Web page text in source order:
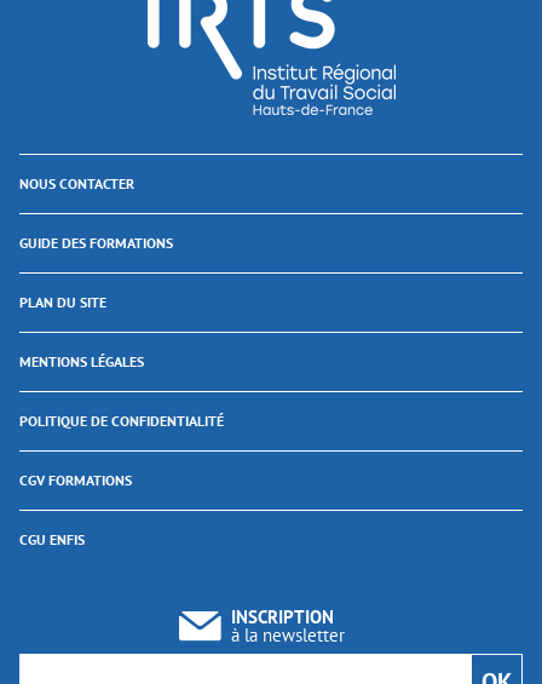
NOUS CONTACTER
GUIDE DES FORMATIONS
PLAN DU SITE
MENTIONS LÉGALES
POLITIQUE DE CONFIDENTIALITÉ
CGV FORMATIONS
CGU ENFIS
INSCRIPTION
à la newsletter